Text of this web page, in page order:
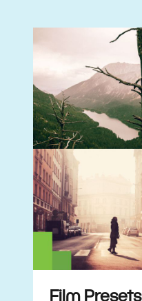
Film Presets